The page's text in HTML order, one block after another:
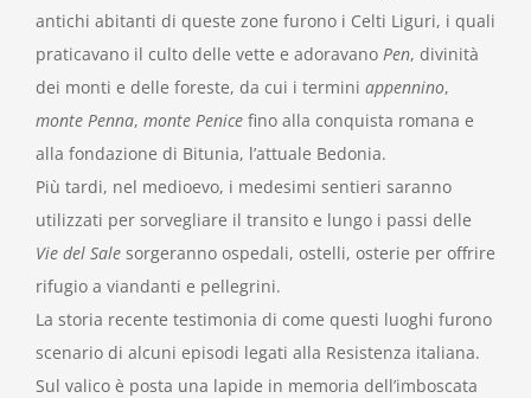
antichi abitanti di queste zone furono i Celti Liguri, i quali
praticavano il culto delle vette e adoravano Pen, divinità
dei monti e delle foreste, da cui i termini appennino,
monte Penna, monte Penice fino alla conquista romana e
alla fondazione di Bitunia, l’attuale Bedonia.
Più tardi, nel medioevo, i medesimi sentieri saranno
utilizzati per sorvegliare il transito e lungo i passi delle
Vie del Sale sorgeranno ospedali, ostelli, osterie per offrire
rifugio a viandanti e pellegrini.
La storia recente testimonia di come questi luoghi furono
scenario di alcuni episodi legati alla Resistenza italiana.
Sul valico è posta una lapide in memoria dell’imboscata